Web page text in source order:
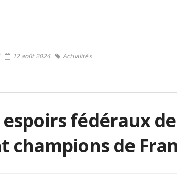
12 août 2024 Actualités
espoirs fédéraux
champions de